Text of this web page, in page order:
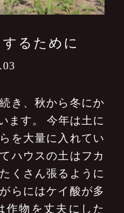
るために
き、秋から冬にか
ます。
今年は土に
を大量に入れてい
ハウスの土はフカ
くさん張るように
らにはケイ酸が多
作物を丈夫にした